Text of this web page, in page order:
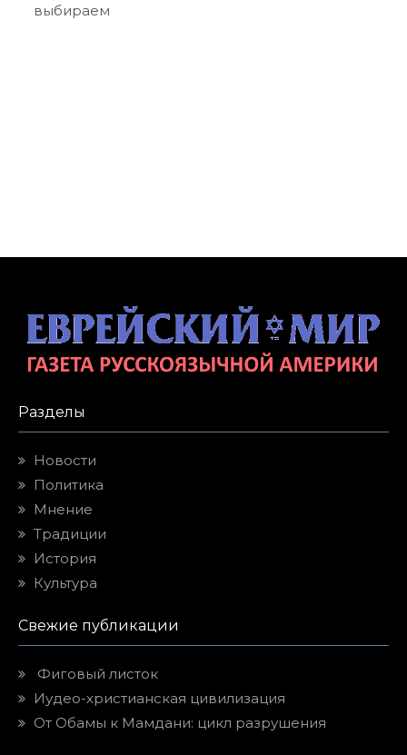
выбираем
Разделы
Новости
Политика
Мнение
Традиции
История
Культура
Свежие публикации
Фиговый листок
Иудео-христианская цивилизация
От Обамы к Мамдани: цикл разрушения